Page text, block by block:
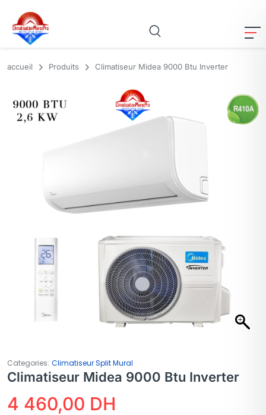
accueil Produits Climatiseur Midea 9000 Btu Inverter
Categories: Climatiseur Split Mural
Climatiseur Midea 9000 Btu Inverter
4 460,00 DH